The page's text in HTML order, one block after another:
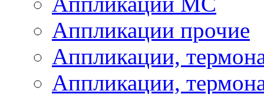
Аппликации прочие
Аппликации,
Аппликации,